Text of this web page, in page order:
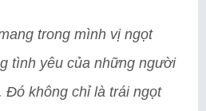
trong mình vị ngọt
tình yêu của những người
Đó không chỉ là trái ngọt